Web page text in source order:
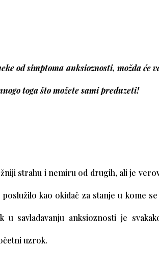
od simptoma anksioznosti, možda će
toga što možete sami preduzeti!
strahu i nemiru od drugih, ali je
kao okidač za stanje u kome
savladavanju anksioznosti je
uzrok.